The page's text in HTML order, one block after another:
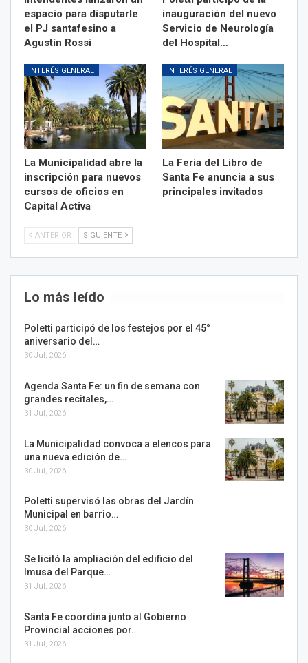
espacio para disputarle
el PJ santafesino a
Agustín Rossi
inauguración del nuevo
Servicio de Neurología
del Hospital…
INTERÉS GENERAL
La Municipalidad abre la
inscripción para nuevos
cursos de oficios en
Capital Activa
INTERÉS GENERAL
La Feria del Libro de
Santa Fe anuncia a sus
principales invitados
ANTERIOR SIGUIENTE
Lo más leído
Poletti participó de los festejos por el 45°
aniversario del…
30 Jul, 2026
Agenda Santa Fe: un fin de semana con
grandes recitales,…
31 Jul, 2026
La Municipalidad convoca a elencos para
una nueva edición de…
30 Jul, 2026
Poletti supervisó las obras del Jardín
Municipal en barrio…
30 Jul, 2026
Se licitó la ampliación del edificio del
Imusa del Parque…
31 Jul, 2026
Santa Fe coordina junto al Gobierno
Provincial acciones por…
31 Jul, 2026